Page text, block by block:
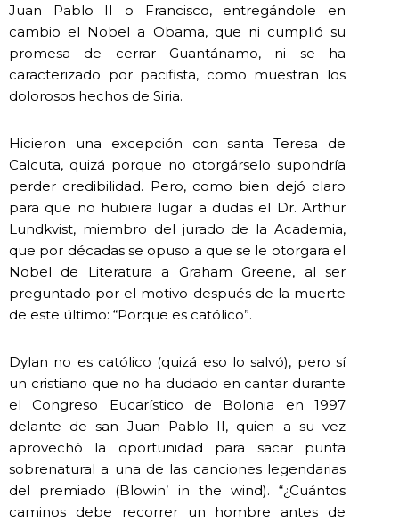
Juan Pablo II o Francisco, entregándole en
cambio el Nobel a Obama, que ni cumplió su
promesa de cerrar Guantánamo, ni se ha
caracterizado por pacifista, como muestran los
dolorosos hechos de Siria.
Hicieron una excepción con santa Teresa de
Calcuta, quizá porque no otorgárselo supondría
perder credibilidad. Pero, como bien dejó claro
para que no hubiera lugar a dudas el Dr. Arthur
Lundkvist, miembro del jurado de la Academia,
que por décadas se opuso a que se le otorgara el
Nobel de Literatura a Graham Greene, al ser
preguntado por el motivo después de la muerte
de este último: “Porque es católico”.
Dylan no es católico (quizá eso lo salvó), pero sí
un cristiano que no ha dudado en cantar durante
el Congreso Eucarístico de Bolonia en 1997
delante de san Juan Pablo II, quien a su vez
aprovechó la oportunidad para sacar punta
sobrenatural a una de las canciones legendarias
del premiado (Blowin’ in the wind). “¿Cuántos
caminos debe recorrer un hombre antes de